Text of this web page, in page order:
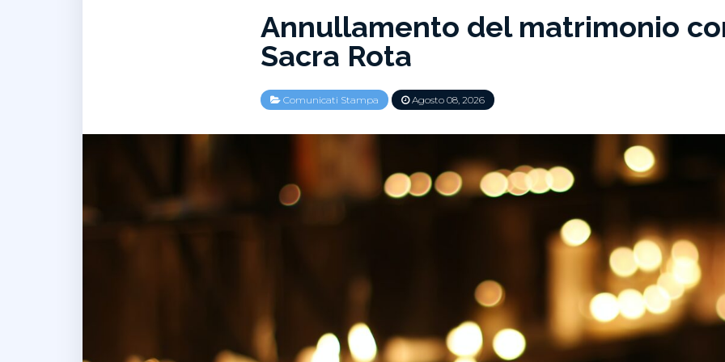
Annullamento del matrimonio
Sacra Rota
Comunicati Stampa Agosto 08, 2026